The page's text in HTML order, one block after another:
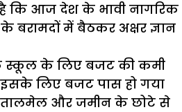
है कि आज देश के भावी नागरिक
बरामदों में बैठकर अक्षर ज्ञान
स्कूल के लिए बजट की कमी
इसके लिए बजट पास हो गया
तालमेल और जमीन के छोटे से